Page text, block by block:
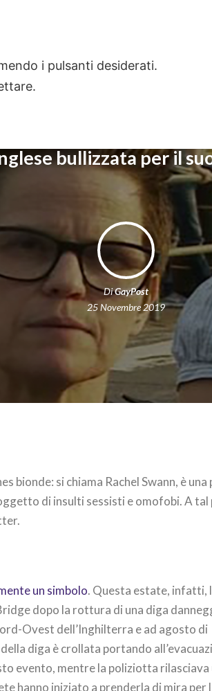
bullizzata per il
DiGayPost
25 Novembre 2019
bionde: si chiama Rachel Swann, è
di insulti sessisti e omofobi. A tal
un simbolo. Questa estate, infatti,
dopo la rottura di una diga
Ovest dell’Inghilterra e ad agosto di
diga è crollata portando
evento, mentre la poliziotta rilasciava
hanno iniziato a prenderla di mira per
i pulsanti desiderati.